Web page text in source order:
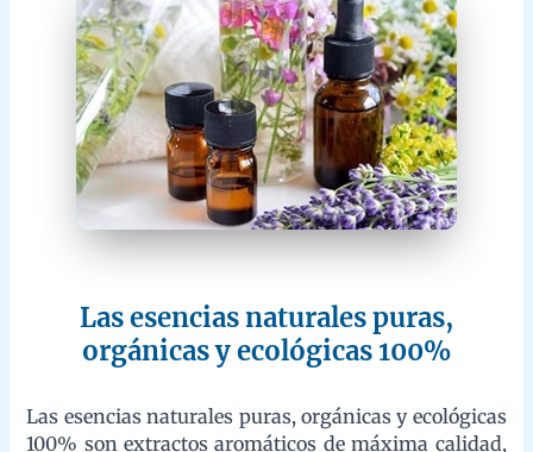
Las esencias naturales puras,
orgánicas y ecológicas 100%
Las esencias naturales puras, orgánicas y ecológicas 100% son
extractos aromáticos de máxima calidad, obtenidos
ecológicos certificados—sin uso de pesticidas, herbicidas,
fertilizantes sintéticos ni organismos modificados genéticamente